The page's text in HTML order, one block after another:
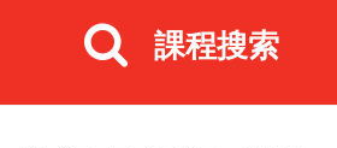
課程搜索